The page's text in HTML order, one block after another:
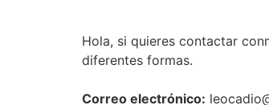
Hola, si quieres contactar
diferentes formas.
Correo electrónico: